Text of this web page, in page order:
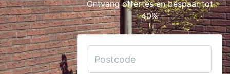
Cv-ketels
Dakwerken
Elektricien
Ontvang offertes en bespaar tot
40%